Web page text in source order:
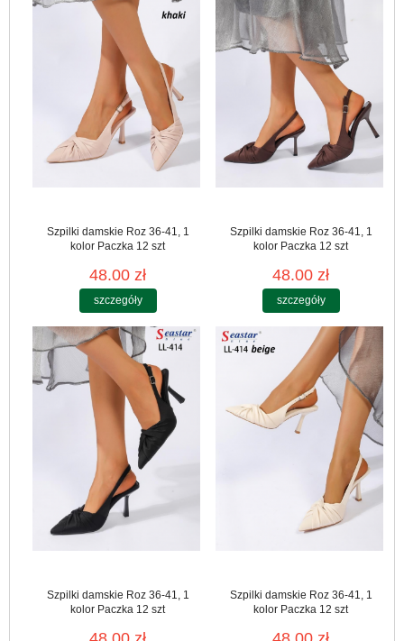
Szpilki damskie Roz 36-41, 1
kolor Paczka 12 szt
48.00 zł
szczegóły
Szpilki damskie Roz 36-41, 1
kolor Paczka 12 szt
48.00 zł
szczegóły
Szpilki damskie Roz 36-41, 1
kolor Paczka 12 szt
Szpilki damskie Roz 36-41, 1
kolor Paczka 12 szt